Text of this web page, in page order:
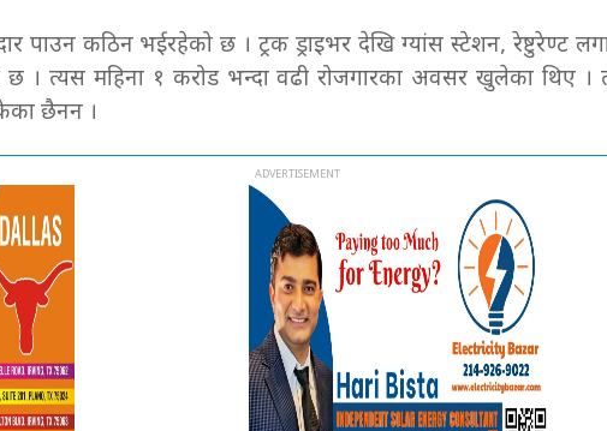
पाउन कठिन भईरहेको छ । ट्रक ड्राइभर देखि ग्यांस स्टेशन, रेष्टुरेण्ट
छ । त्यस महिना १ करोड भन्दा वढी रोजगारका अवसर खुलेका थिए ।
छैनन ।